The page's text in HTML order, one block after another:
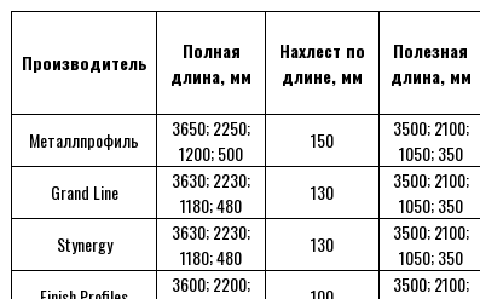
Производитель
Полная
длина, мм
Нахлест по
длине, мм
Полезная
длина, мм
Металлпрофиль
3650; 2250;
1200; 500
150
3500; 2100;
1050; 350
Grand Line
3630; 2230;
1180; 480
130
3500; 2100;
1050; 350
Stynergy
3630; 2230;
1180; 480
130
3500; 2100;
1050; 350
3600; 2200;
3500; 2100;